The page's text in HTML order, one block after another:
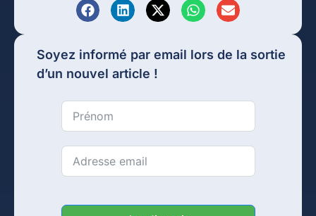
Soyez informé par email lors de la sortie
d’un nouvel article !